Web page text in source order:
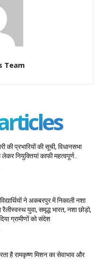
Team
की प्रभारियों की सूची, विधानसभा
नियुक्तियां काफी महत्वपूर्ण..
ने अकबरपुर में निकाली नशा
युवा, समृद्ध भारत, नशा छोड़ो,
ग्रामीणों को संदेश
है रामकृष्ण मिशन का सेवाभाव और